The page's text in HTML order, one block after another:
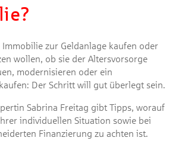
Immobilie zur Geldanlage kaufen oder
wollen, ob sie der Altersvorsorge
modernisieren oder ein
Der Schritt will gut überlegt sein.
Sabrina Freitag gibt Tipps, worauf
individuellen Situation sowie bei
Finanzierung zu achten ist.